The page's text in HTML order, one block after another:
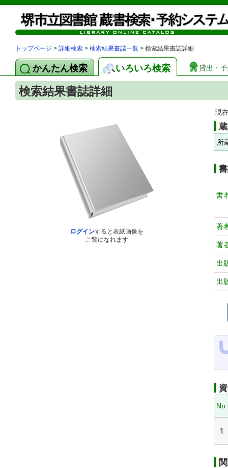
トップページ > 詳細検索 > 検索結果書誌一覧 > 検索結果書誌詳細
かんたん検索 いろいろ検索 貸出・
検索結果書誌詳細
ログインすると表紙画像を
ご覧になれます
現
所
書
著
著
出
出
No.
1